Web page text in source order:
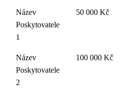
Název
Poskytovatele
1
50 000 Kč
Název
Poskytovatele
2
100 000 Kč